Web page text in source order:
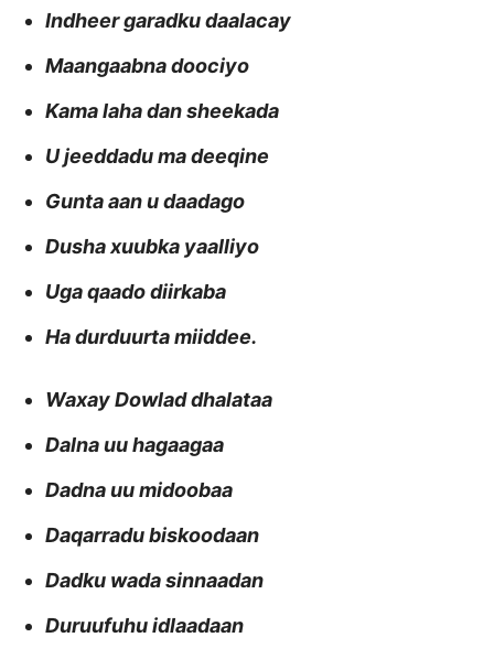
Indheer garadku daalacay
Maangaabna doociyo
Kama laha dan sheekada
U jeeddadu ma deeqine
Gunta aan u daadago
Dusha xuubka yaalliyo
Uga qaado diirkaba
Ha durduurta miiddee.
Waxay Dowlad dhalataa
Dalna uu hagaagaa
Dadna uu midoobaa
Daqarradu biskoodaan
Dadku wada sinnaadan
Duruufuhu idlaadaan